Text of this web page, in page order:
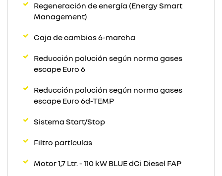
Regeneración de energía (Energy Smart
Management)
Caja de cambios 6-marcha
Reducción polución según norma gases
escape Euro 6
Reducción polución según norma gases
escape Euro 6d-TEMP
Sistema Start/Stop
Filtro partículas
Motor 1,7 Ltr. - 110 kW BLUE dCi Diesel FAP